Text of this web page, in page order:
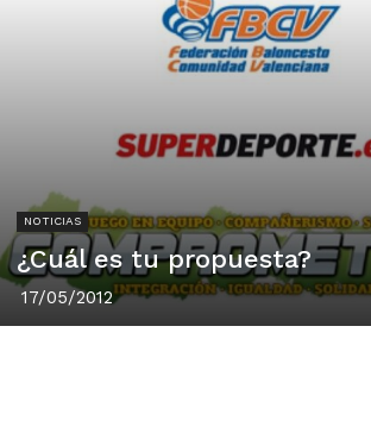
NOTICIAS
¿Cuál es tu propuesta?
17/05/2012